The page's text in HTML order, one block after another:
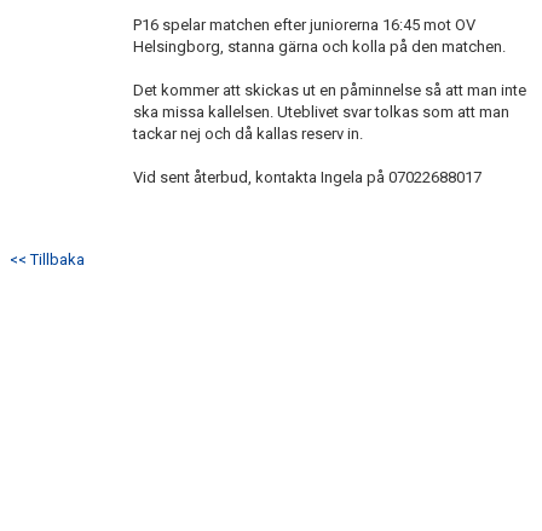
P16 spelar matchen efter juniorerna 16:45 mot OV
Helsingborg, stanna gärna och kolla på den matchen.
Det kommer att skickas ut en påminnelse så att man inte
ska missa kallelsen. Uteblivet svar tolkas som att man
tackar nej och då kallas reserv in.
Vid sent återbud, kontakta Ingela på 07022688017
<< Tillbaka